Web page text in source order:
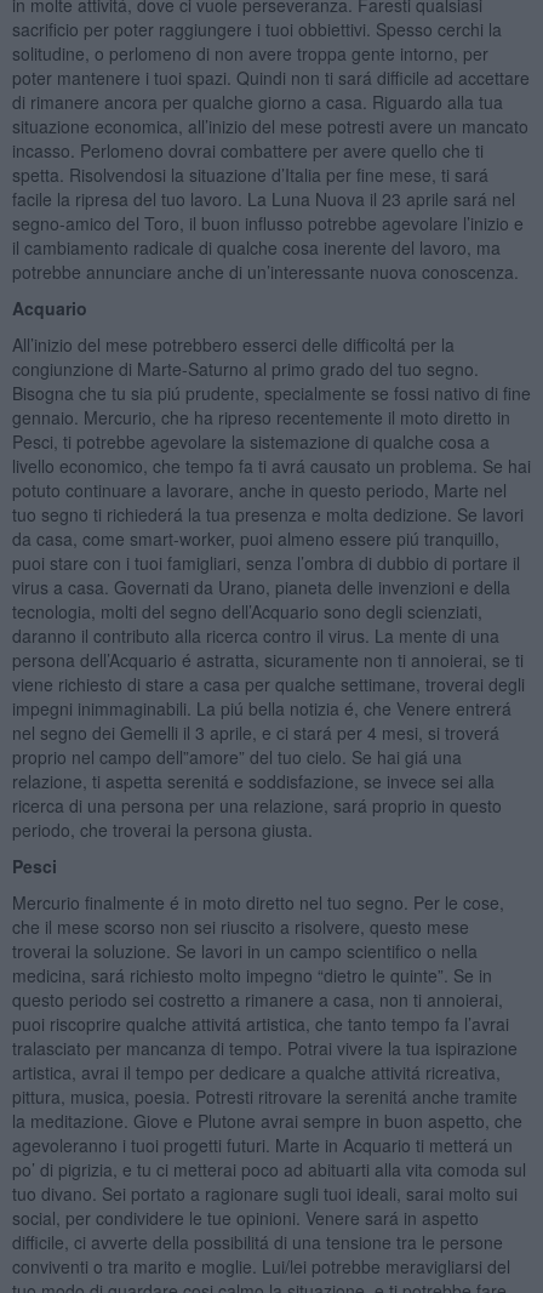
sacrificio per poter raggiungere i tuoi obbiettivi. Spesso cerchi la
solitudine, o perlomeno di non avere troppa gente intorno, per
poter mantenere i tuoi spazi. Quindi non ti sará difficile ad accettare
di rimanere ancora per qualche giorno a casa. Riguardo alla tua
situazione economica, all’inizio del mese potresti avere un mancato
incasso. Perlomeno dovrai combattere per avere quello che ti
spetta. Risolvendosi la situazione d’Italia per fine mese, ti sará
facile la ripresa del tuo lavoro. La Luna Nuova il 23 aprile sará nel
segno-amico del Toro, il buon influsso potrebbe agevolare l’inizio e
il cambiamento radicale di qualche cosa inerente del lavoro, ma
potrebbe annunciare anche di un’interessante nuova conoscenza.
Acquario
All’inizio del mese potrebbero esserci delle difficoltá per la
congiunzione di Marte-Saturno al primo grado del tuo segno.
Bisogna che tu sia piú prudente, specialmente se fossi nativo di fine
gennaio. Mercurio, che ha ripreso recentemente il moto diretto in
Pesci, ti potrebbe agevolare la sistemazione di qualche cosa a
livello economico, che tempo fa ti avrá causato un problema. Se hai
potuto continuare a lavorare, anche in questo periodo, Marte nel
tuo segno ti richiederá la tua presenza e molta dedizione. Se lavori
da casa, come smart-worker, puoi almeno essere piú tranquillo,
puoi stare con i tuoi famigliari, senza l’ombra di dubbio di portare il
virus a casa. Governati da Urano, pianeta delle invenzioni e della
tecnologia, molti del segno dell’Acquario sono degli scienziati,
daranno il contributo alla ricerca contro il virus. La mente di una
persona dell’Acquario é astratta, sicuramente non ti annoierai, se ti
viene richiesto di stare a casa per qualche settimane, troverai degli
impegni inimmaginabili. La piú bella notizia é, che Venere entrerá
nel segno dei Gemelli il 3 aprile, e ci stará per 4 mesi, si troverá
proprio nel campo dell”amore” del tuo cielo. Se hai giá una
relazione, ti aspetta serenitá e soddisfazione, se invece sei alla
ricerca di una persona per una relazione, sará proprio in questo
periodo, che troverai la persona giusta.
Pesci
Mercurio finalmente é in moto diretto nel tuo segno. Per le cose,
che il mese scorso non sei riuscito a risolvere, questo mese
troverai la soluzione. Se lavori in un campo scientifico o nella
medicina, sará richiesto molto impegno “dietro le quinte”. Se in
questo periodo sei costretto a rimanere a casa, non ti annoierai,
puoi riscoprire qualche attivitá artistica, che tanto tempo fa l’avrai
tralasciato per mancanza di tempo. Potrai vivere la tua ispirazione
artistica, avrai il tempo per dedicare a qualche attivitá ricreativa,
pittura, musica, poesia. Potresti ritrovare la serenitá anche tramite
la meditazione. Giove e Plutone avrai sempre in buon aspetto, che
agevoleranno i tuoi progetti futuri. Marte in Acquario ti metterá un
po’ di pigrizia, e tu ci metterai poco ad abituarti alla vita comoda sul
tuo divano. Sei portato a ragionare sugli tuoi ideali, sarai molto sui
social, per condividere le tue opinioni. Venere sará in aspetto
difficile, ci avverte della possibilitá di una tensione tra le persone
conviventi o tra marito e moglie. Lui/lei potrebbe meravigliarsi del